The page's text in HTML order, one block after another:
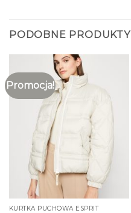
PODOBNE PRODUKTY
Promocja!
KURTKA PUCHOWA ESPRIT